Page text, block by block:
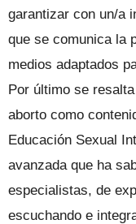
garantizar con un/a
que se comunica la
medios adaptados
Por último se
aborto como
Educación Sexual
avanzada que ha
especialistas, de
escuchando e